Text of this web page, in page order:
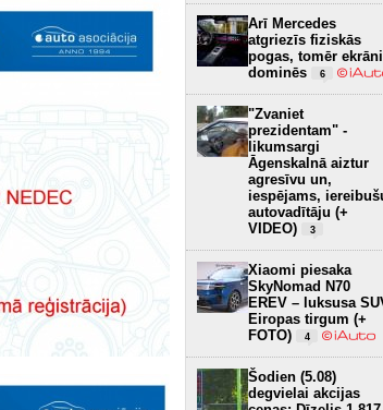
Arī Mercedes
atgriezīs fiziskās
pogas, tomēr ekrāni
dominēs
6
"Zvaniet
prezidentam" -
likumsargi
Āgenskalnā aiztur
agresīvu un,
iespējams,
autovadītāju (+
VIDEO)
3
Xiaomi piesaka
SkyNomad N70
EREV – luksusa
Eiropas tirgum (+
FOTO)
4
Šodien (5.08)
degvielai akcijas